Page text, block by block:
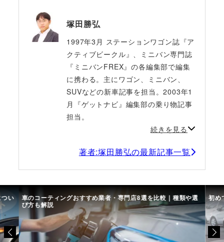
塚田勝弘
1997年3月 ステーションワゴン誌『ア
クティブビークル』、ミニバン専門誌
『ミニバンFREX』の各編集部で編集
に携わる。主にワゴン、ミニバン、
SUVなどの新車記事を担当。2003年1
月『ゲットナビ』編集部の乗り物記事
担当。
続きを見る
著者:塚田勝弘の最新記事一覧
い 車のコーティングおすすめ業者・専門店8選を比較｜種類や選
び方も解説
初め